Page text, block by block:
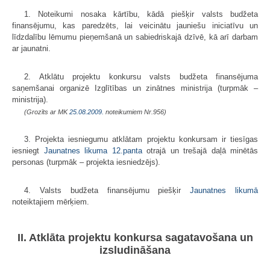
1. Noteikumi nosaka kārtību, kādā piešķir valsts budžeta
finansējumu, kas paredzēts, lai veicinātu jauniešu iniciatīvu un
līdzdalību lēmumu pieņemšanā un sabiedriskajā dzīvē, kā arī darbam
ar jaunatni.
2. Atklātu projektu konkursu valsts budžeta finansējuma
saņemšanai organizē Izglītības un zinātnes ministrija (turpmāk –
ministrija).
(Grozīts ar MK25.08.2009. noteikumiem Nr.956)
3. Projekta iesniegumu atklātam projektu konkursam ir tiesīgas
iesniegt Jaunatnes likuma 12.pantaotrajā un trešajā daļā minētās
personas (turpmāk – projekta iesniedzējs).
4. Valsts budžeta finansējumu piešķirJaunatnes likumā
noteiktajiem mērķiem.
II. Atklāta projektu konkursa sagatavošana un
izsludināšana